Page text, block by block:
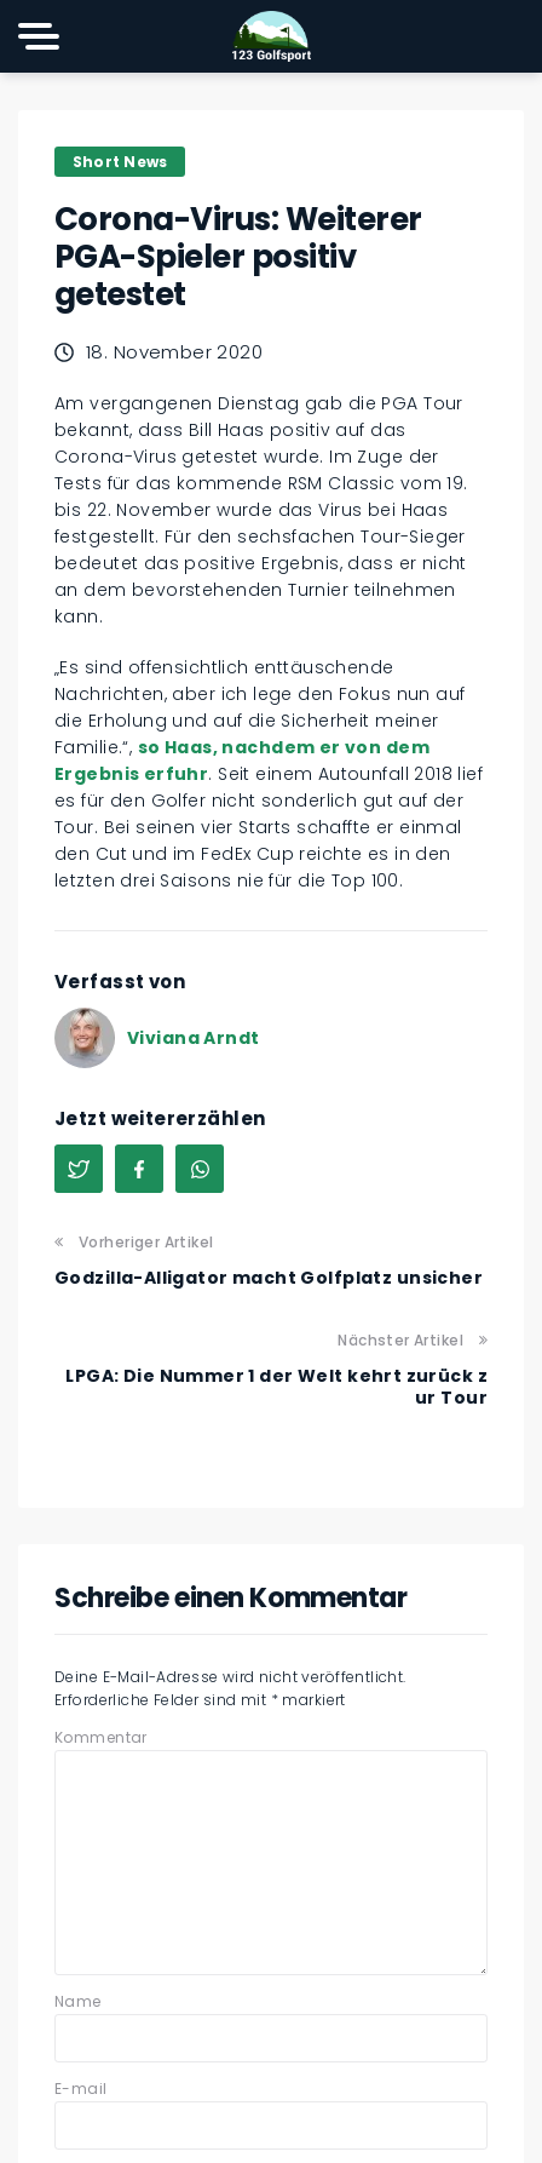
Short News
Corona-Virus: Weiterer
PGA-Spieler positiv
getestet
18. November 2020
Am vergangenen Dienstag gab die PGA Tour
bekannt, dass Bill Haas positiv auf das
Corona-Virus getestet wurde. Im Zuge der
Tests für das kommende RSM Classic vom 19.
bis 22. November wurde das Virus bei Haas
festgestellt. Für den sechsfachen Tour-Sieger
bedeutet das positive Ergebnis, dass er nicht
an dem bevorstehenden Turnier teilnehmen
kann.
„Es sind offensichtlich enttäuschende
Nachrichten, aber ich lege den Fokus nun auf
die Erholung und auf die Sicherheit meiner
Familie.“, so Haas, nachdem er von dem
Ergebnis erfuhr. Seit einem Autounfall 2018 lief
es für den Golfer nicht sonderlich gut auf der
Tour. Bei seinen vier Starts schaffte er einmal
den Cut und im FedEx Cup reichte es in den
letzten drei Saisons nie für die Top 100.
Verfasst von
Viviana Arndt
Jetzt weitererzählen
Vorheriger Artikel
Godzilla-Alligator macht Golfplatz unsicher
Nächster Artikel
LPGA: Die Nummer 1 der Welt kehrt zurück z
ur Tour
Schreibe einen Kommentar
Deine E-Mail-Adresse wird nicht veröffentlicht.
Erforderliche Felder sind mit * markiert
Kommentar
Name
E-mail